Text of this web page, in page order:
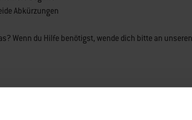
Abkürzungen
Wenn du Hilfe benötigst, wende dich bitte an